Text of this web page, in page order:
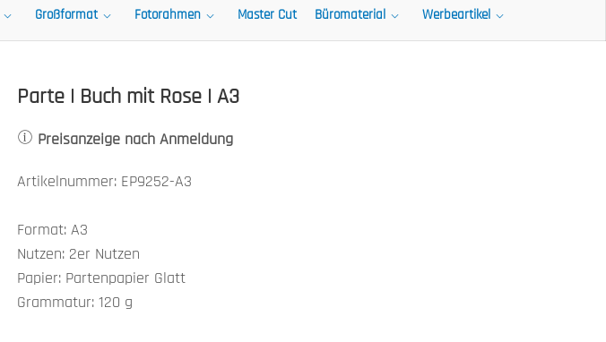
Großformat Fotorahmen Master Cut Büromaterial Werbeartikel
Parte | Buch mit Rose | A3
Preisanzeige nach Anmeldung
Artikelnummer: EP9252-A3
Format: A3
Nutzen: 2er Nutzen
Papier: Partenpapier Glatt
Grammatur: 120 g